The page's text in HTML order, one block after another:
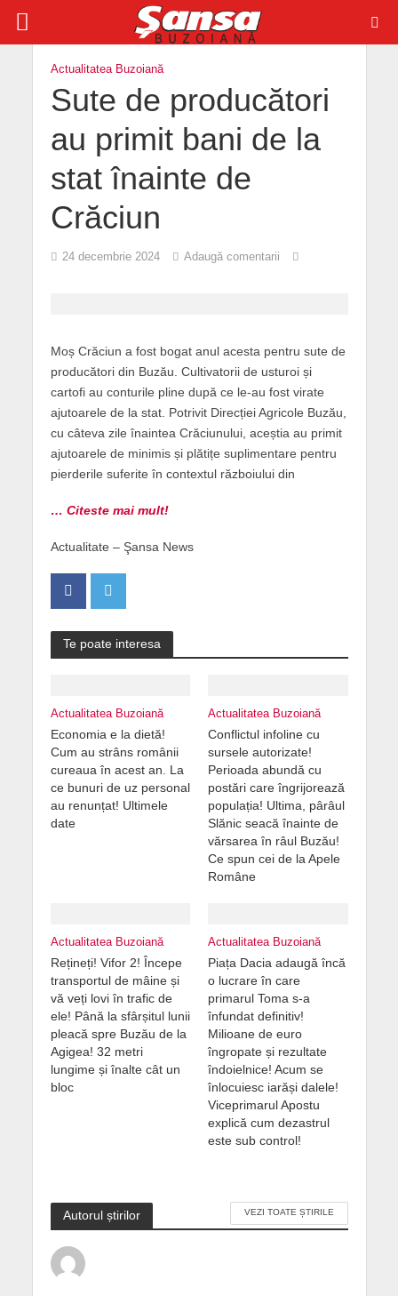
Actualitatea Buzoiană
Sute de producători
au primit bani de la
stat înainte de
Crăciun
24 decembrie 2024 Adaugă comentarii
Moș Crăciun a fost bogat anul acesta pentru sute de
producători din Buzău. Cultivatorii de usturoi și
cartofi au conturile pline după ce le-au fost virate
ajutoarele de la stat. Potrivit Direcției Agricole Buzău,
cu câteva zile înaintea Crăciunului, aceștia au primit
ajutoarele de minimis și plătițe suplimentare pentru
pierderile suferite în contextul războiului din
… Citeste mai mult!
Actualitate – Şansa News
Te poate interesa
Actualitatea Buzoiană
Economia e la dietă!
Cum au strâns românii
cureaua în acest an. La
ce bunuri de uz personal
au renunțat! Ultimele
date
Actualitatea Buzoiană
Conflictul infoline cu
sursele autorizate!
Perioada abundă cu
postări care îngrijorează
populația! Ultima, pârâul
Slănic seacă înainte de
vărsarea în râul Buzău!
Ce spun cei de la Apele
Române
Actualitatea Buzoiană
Rețineți! Vifor 2! Începe
transportul de mâine și
vă veți lovi în trafic de
ele! Până la sfârșitul lunii
pleacă spre Buzău de la
Agigea! 32 metri
lungime și înalte cât un
bloc
Actualitatea Buzoiană
Piața Dacia adaugă încă
o lucrare în care
primarul Toma s-a
înfundat definitiv!
Milioane de euro
îngropate și rezultate
îndoielnice! Acum se
înlocuiesc iarăși dalele!
Viceprimarul Apostu
explică cum dezastrul
este sub control!
Autorul știrilor VEZI TOATE ȘTIRILE